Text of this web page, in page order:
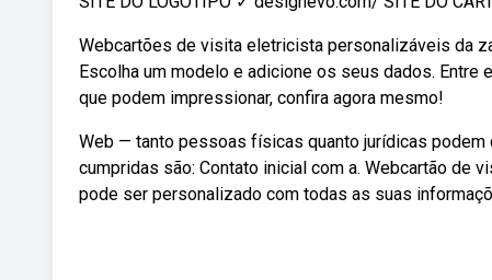
Webcartões de visita eletricista personalizáveis da
Escolha um modelo e adicione os seus dados.
que podem impressionar, confira agora mesmo!
Web — tanto pessoas físicas quanto jurídicas podem
cumpridas são: Contato inicial com a. Webcartão de
pode ser personalizado com todas as suas